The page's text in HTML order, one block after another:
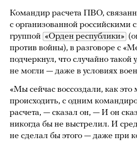
Командир расчета ПВО,
с организованной российскими
группой «Орден республики»
против войны), в разговоре с
подчеркнул, что случайно такой
не могли — даже в условиях
«Мы сейчас воссоздали, как это
происходить, с одним
расчета, — сказал он, — И он
никогда бы не выстрелил. И
не сделал бы этого — даже при